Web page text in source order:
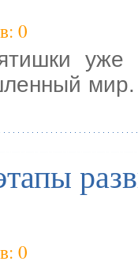
0
мир.
0